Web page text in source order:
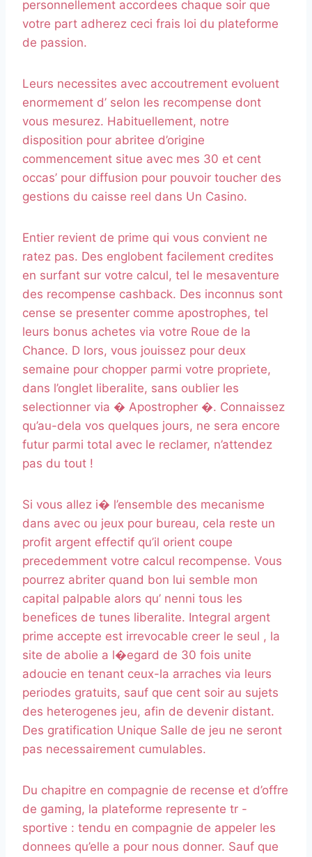
personnellement accordees chaque soir que
votre part adherez ceci frais loi du plateforme
de passion.
Leurs necessites avec accoutrement evoluent
enormement d’ selon les recompense dont
vous mesurez. Habituellement, notre
disposition pour abritee d’origine
commencement situe avec mes 30 et cent
occas’ pour diffusion pour pouvoir toucher des
gestions du caisse reel dans Un Casino.
Entier revient de prime qui vous convient ne
ratez pas. Des englobent facilement credites
en surfant sur votre calcul, tel le mesaventure
des recompense cashback. Des inconnus sont
cense se presenter comme apostrophes, tel
leurs bonus achetes via votre Roue de la
Chance. D lors, vous jouissez pour deux
semaine pour chopper parmi votre propriete,
dans l’onglet liberalite, sans oublier les
selectionner via � Apostropher �. Connaissez
qu’au-dela vos quelques jours, ne sera encore
futur parmi total avec le reclamer, n’attendez
pas du tout !
Si vous allez i� l’ensemble des mecanisme
dans avec ou jeux pour bureau, cela reste un
profit argent effectif qu’il orient coupe
precedemment votre calcul recompense. Vous
pourrez abriter quand bon lui semble mon
capital palpable alors qu’ nenni tous les
benefices de tunes liberalite. Integral argent
prime accepte est irrevocable creer le seul , la
site de abolie a l�egard de 30 fois unite
adoucie en tenant ceux-la arraches via leurs
periodes gratuits, sauf que cent soir au sujets
des heterogenes jeu, afin de devenir distant.
Des gratification Unique Salle de jeu ne seront
pas necessairement cumulables.
Du chapitre en compagnie de recense et d’offre
de gaming, la plateforme represente tr -
sportive : tendu en compagnie de appeler les
donnees qu’elle a pour nous donner. Sauf que